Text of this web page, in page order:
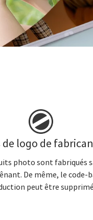
de logo de
photo sont fabriqués
De même, le code-
peut être